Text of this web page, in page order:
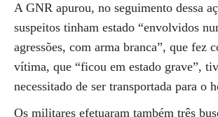
A GNR apurou, no seguimento dessa
suspeitos tinham estado “envolvidos
agressões, com arma branca”, que fez
vítima, que “ficou em estado grave”,
necessitado de ser transportada para o
Os militares efetuaram também três